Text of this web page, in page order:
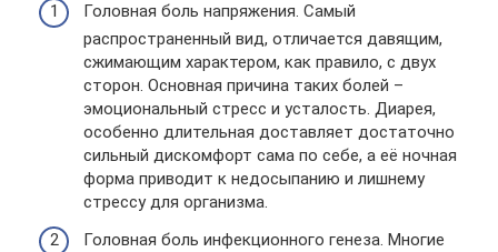
Головная боль напряжения. Самый
распространенный вид, отличается давящим,
сжимающим характером, как правило, с двух
сторон. Основная причина таких болей –
эмоциональный стресс и усталость. Диарея,
особенно длительная доставляет достаточно
сильный дискомфорт сама по себе, а её ночная
форма приводит к недосыпанию и лишнему
стрессу для организма.
Головная боль инфекционного генеза. Многие